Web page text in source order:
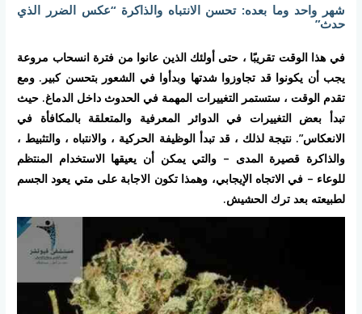
شهر واحد وما بعده: تحسن الانتباه والذاكرة “عكس الضرر الذي
حدث”
في هذا الوقت تقريبًا ، حتى أولئك الذين عانوا من فترة انسحاب مروعة
يجب أن يكونوا قد تجاوزوا شدتها وبدأوا في الشعور بتحسن كبير. ومع
تقدم الوقت ، ستستمر التغييرات المهمة في الحدوث داخل الدماغ. حيث
تبدأ بعض التغييرات في الدوائر المعرفية والمتعلقة بالمكافأة في
الانعكاس”. نتيجة لذلك ، قد تبدأ الوظيفة الحركية ، والانتباه ، والتثبيط ،
والذاكرة قصيرة المدى – والتي يمكن أن يعيقها الاستخدام المنتظم
للوعاء – في الاتجاه الإيجابي، وهمذا تكون الاجابة على متي يعود الجسم
لطبيعته بعد ترك الحشيش.